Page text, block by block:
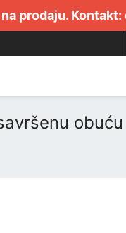
prodaju. Kontakt: